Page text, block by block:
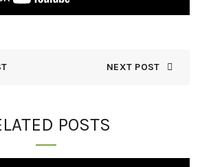
NEXT POST
POSTS